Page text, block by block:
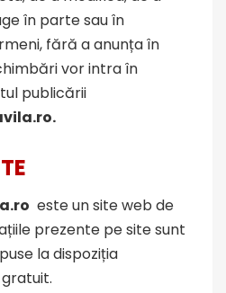
în parte sau în
fără a anunța în
vor intra în
publicării
.
este un site web de
prezente pe site sunt
la dispoziția